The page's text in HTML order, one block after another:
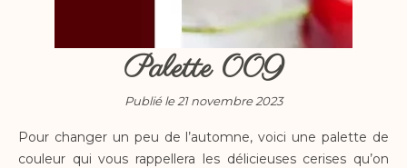
Palette 009
Publié le 21 novembre 2023
Pour changer un peu de l’automne, voici une palette de
couleur qui vous rappellera les délicieuses cerises qu’on